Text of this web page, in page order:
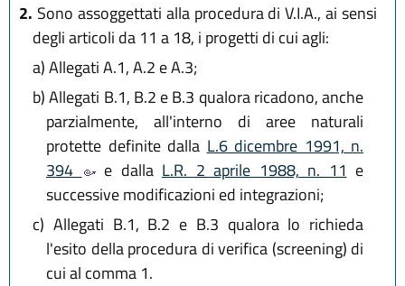
2. Sono assoggettati alla procedura di V.I.A., ai sensi
degli articoli da 11 a 18, i progetti di cui agli:
a)Allegati A.1, A.2 e A.3;
b)Allegati B.1, B.2 e B.3 qualora ricadono, anche
parzialmente, all'interno di aree naturali
protette definite dalla L.6 dicembre 1991, n.
394
e dalla L.R. 2 aprile 1988, n. 11 e
successive modificazioni ed integrazioni;
c) Allegati B.1, B.2 e B.3 qualora lo richieda
l'esito della procedura di verifica (screening) di
cui al comma 1.